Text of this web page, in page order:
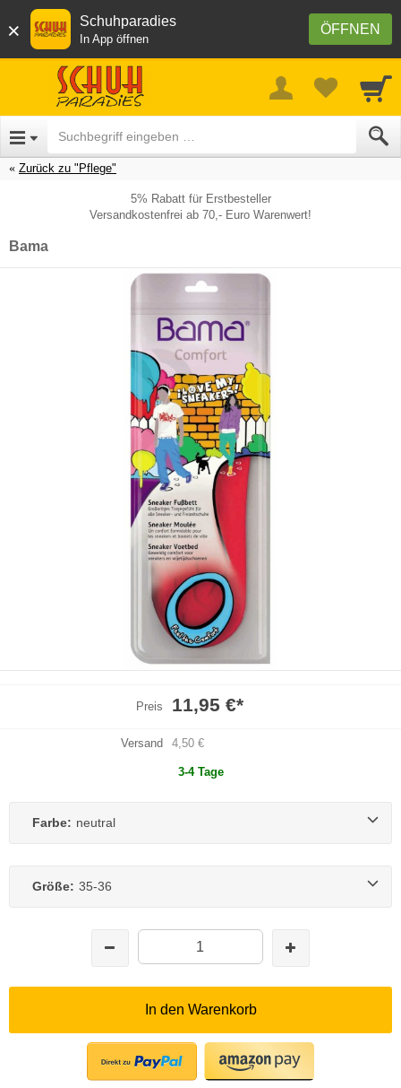
× ÖFFNEN
Schuhparadies
In App öffnen
Zurück zu "Pflege"
5% Rabatt für Erstbesteller
Versandkostenfrei ab 70,- Euro Warenwert!
Bama
Preis 11,95 €*
Versand 4,50 €
3-4 Tage
Farbe: neutral
Größe: 35-36
In den Warenkorb